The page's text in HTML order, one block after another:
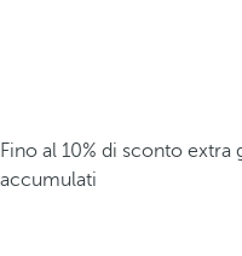
Fino al 10% di sconto
accumulati